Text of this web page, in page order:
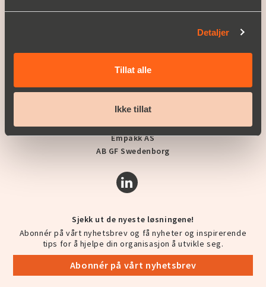
Detaljer
Tillat alle
Ikke tillat
A PART OF BERNER INDUSTRIER
Christian Berner Norge
Christian Berner Finland
Zander & Ingeström
Bullerbekämparen
Empakk AS
AB GF Swedenborg
Sjekk ut de nyeste løsningene!
Abonnér på vårt nyhetsbrev og få nyheter og inspirerende
tips for å hjelpe din organisasjon å utvikle seg.
Abonnér på vårt nyhetsbrev